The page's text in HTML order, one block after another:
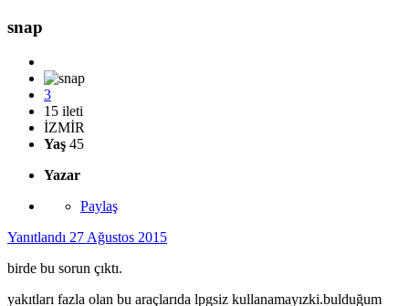
snap
3
15 ileti
İZMİR
Yaş 45
Yazar
Paylaş
Yanıtlandı 27 Ağustos 2015
birde bu sorun çıktı.
yakıtları fazla olan bu araçlarıda lpgsiz kullanamayızki.bulduğum